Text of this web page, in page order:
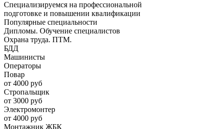
Специализируемся на профессиональной
подготовке и повышении квалификации
Популярные специальности
Дипломы. Обучение специалистов
Охрана труда. ПТМ.
БДД
Машинисты
Операторы
Повар
от 4000 руб
Стропальщик
от 3000 руб
Электромонтер
от 4000 руб
Монтажник ЖБК